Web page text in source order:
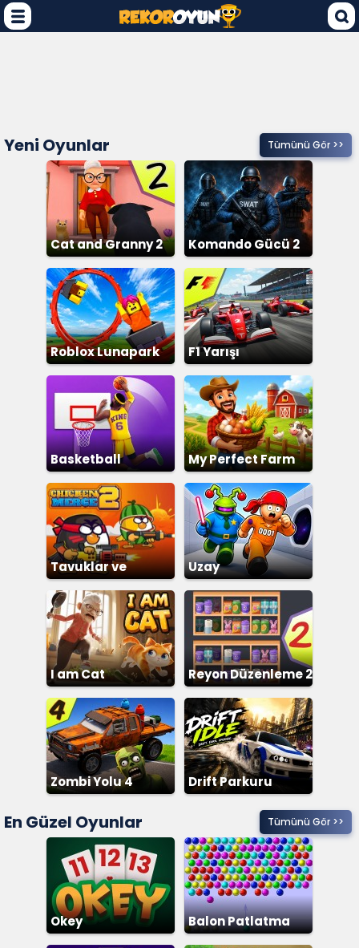
Yeni Oyunlar Tümünü Gör >>
Cat and Granny 2 Komando Gücü 2
Roblox Lunapark
Treni
F1 Yarışı
Basketball
Superstars
My Perfect Farm
Tavuklar ve
Zombiler 2
Uzay
Hapishanesinden
Kaçış
I am Cat Reyon Düzenleme 2
Zombi Yolu 4 Drift Parkuru
En Güzel Oyunlar Tümünü Gör >>
Okey Balon Patlatma